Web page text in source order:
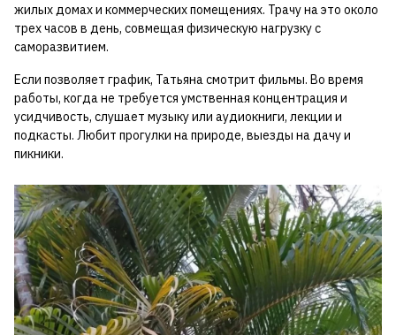
жилых домах и коммерческих помещениях. Трачу на это около
трех часов в день, совмещая физическую нагрузку с
саморазвитием.
Если позволяет график, Татьяна смотрит фильмы. Во время
работы, когда не требуется умственная концентрация и
усидчивость, слушает музыку или аудиокниги, лекции и
подкасты. Любит прогулки на природе, выезды на дачу и
пикники.